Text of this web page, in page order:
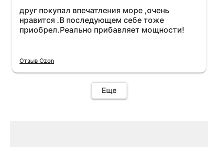
более энергичный расход не
увеличился.Всем рекомендую к покупке.
друг покупал впечатления море ,очень
нравится .В последующем себе тоже
приобрел.Реально прибавляет мощности!
Отзыв Ozon
Еще